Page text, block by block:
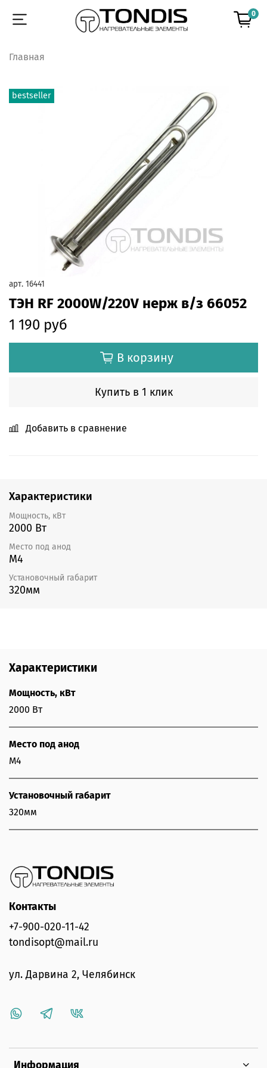
0
Главная
bestseller
арт. 16441
ТЭН RF 2000W/220V нерж в/з 66052
1 190 руб
В корзину
Купить в 1 клик
Добавить в сравнение
Характеристики
Мощность, кВт
2000 Вт
Место под анод
М4
Установочный габарит
320мм
Характеристики
Мощность, кВт
2000 Вт
Место под анод
М4
Установочный габарит
320мм
Информация
Контакты
+7-900-020-11-42
tondisopt@mail.ru
ул. Дарвина 2, Челябинск